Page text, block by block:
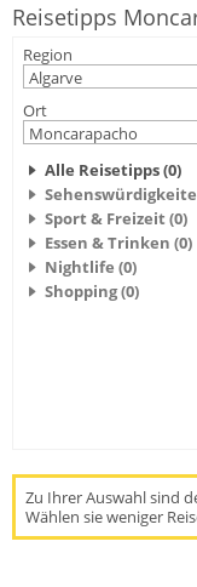
Reisetipps
Region
Ort
Alle Reisetipps (0)
Sport & Freizeit (0)
Essen & Trinken (0)
Nightlife (0)
Shopping (0)
Zu Ihrer Auswahl sind
Wählen sie weniger